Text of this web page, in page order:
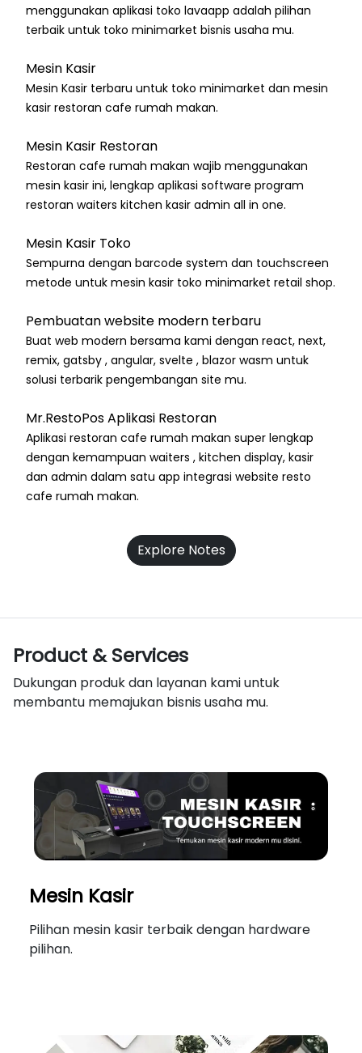
menggunakan aplikasi toko lavaapp adalah pilihan
terbaik untuk toko minimarket bisnis usaha mu.
Mesin Kasir
Mesin Kasir terbaru untuk toko minimarket dan mesin
kasir restoran cafe rumah makan.
Mesin Kasir Restoran
Restoran cafe rumah makan wajib menggunakan
mesin kasir ini, lengkap aplikasi software program
restoran waiters kitchen kasir admin all in one.
Mesin Kasir Toko
Sempurna dengan barcode system dan touchscreen
metode untuk mesin kasir toko minimarket retail shop.
Pembuatan website modern terbaru
Buat web modern bersama kami dengan react, next,
remix, gatsby , angular, svelte , blazor wasm untuk
solusi terbarik pengembangan site mu.
Mr.RestoPos Aplikasi Restoran
Aplikasi restoran cafe rumah makan super lengkap
dengan kemampuan waiters , kitchen display, kasir
dan admin dalam satu app integrasi website resto
cafe rumah makan.
Explore Notes
Product & Services
Dukungan produk dan layanan kami untuk
membantu memajukan bisnis usaha mu.
Mesin Kasir
Pilihan mesin kasir terbaik dengan hardware
pilihan.